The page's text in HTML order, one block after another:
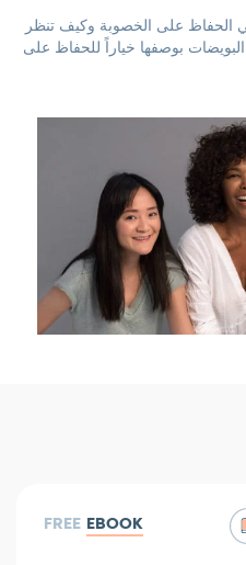
الحفاظ على الخصوبة وكيف تنظر
بوصفها خياراً للحفاظ على
FREE EBOOK